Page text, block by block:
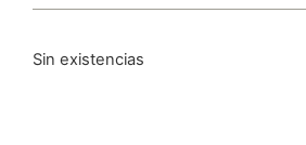
Sin existencias